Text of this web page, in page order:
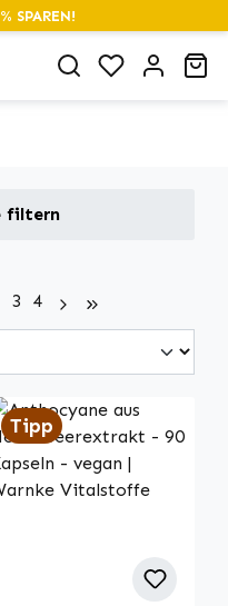
SPAREN!
Du hast 0
filtern
Seite
3 Seite
4
Tipp